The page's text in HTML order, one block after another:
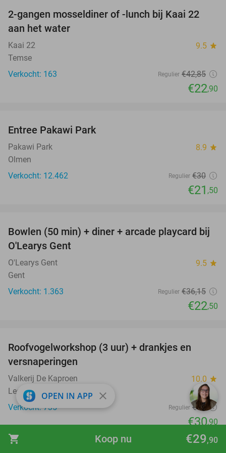
shopping_cart €29,90
Koop nu
47%
2-gangen mosseldiner of -lunch bij Kaai 22
aan het water
Kaai 22 9.5 star
Temse
Verkocht: 163
Regulier €42,85
€22,90
Entree Pakawi Park
Pakawi Park 8.9 star
Olmen
Verkocht: 12.462
Regulier €30
€21 ,50
38%
Bowlen (50 min) + diner + arcade playcard bij
O'Learys Gent
O'Learys Gent 9.5 star
Gent
Verkocht: 1.363
Regulier €36,15
€22,50
Roofvogelworkshop (3 uur) + drankjes en
versnaperingen
Valkerij De Kaproen 10.0 star
Lede
Verkocht: 735
Regulier €60
€30,90
favorite_border
OPEN IN APP close